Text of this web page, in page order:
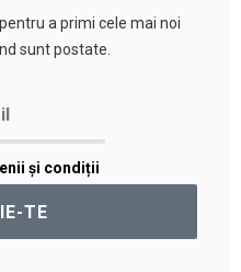
a primi cele mai noi
sunt postate.
și condiții